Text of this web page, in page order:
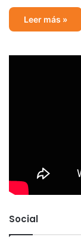
Leer más »
Social